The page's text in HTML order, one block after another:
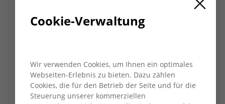
beteiligen Sie sich.
diese und alle anderen AWO Aktionen
berichten. #AWOgegenRassismus
Der besondere AWO-Fokus liegt in diesem
Cookie-Verwaltung
Wir verwenden Cookies, um Ihnen ein optimales
Webseiten-Erlebnis zu bieten. Dazu zählen
Cookies, die für den Betrieb der Seite und für die
Steuerung unserer kommerziellen